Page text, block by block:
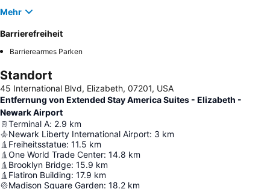
Mehr
Barrierefreiheit
Barrierearmes Parken
Standort
45 International Blvd, Elizabeth, 07201, USA
Entfernung von Extended Stay America Suites - Elizabeth -
Newark Airport
Terminal A: 2.9 km
Newark Liberty International Airport: 3 km
Freiheitsstatue: 11.5 km
One World Trade Center: 14.8 km
Brooklyn Bridge: 15.9 km
Flatiron Building: 17.9 km
Madison Square Garden: 18.2 km